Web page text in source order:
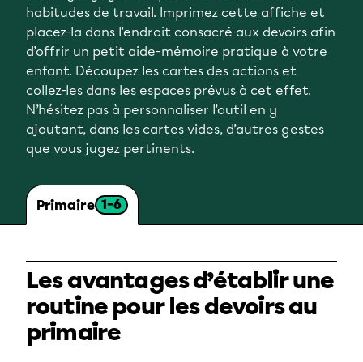
habitudes de travail. Imprimez cette affiche et
placez-la dans l’endroit consacré aux devoirs afin
d’offrir un petit aide-mémoire pratique à votre
enfant. Découpez les cartes des actions et
collez-les dans les espaces prévus à cet effet.
N’hésitez pas à personnaliser l’outil en y
ajoutant, dans les cartes vides, d’autres gestes
que vous jugez pertinents.
Primaire 1-6
Les avantages d’établir une
routine pour les devoirs au
primaire